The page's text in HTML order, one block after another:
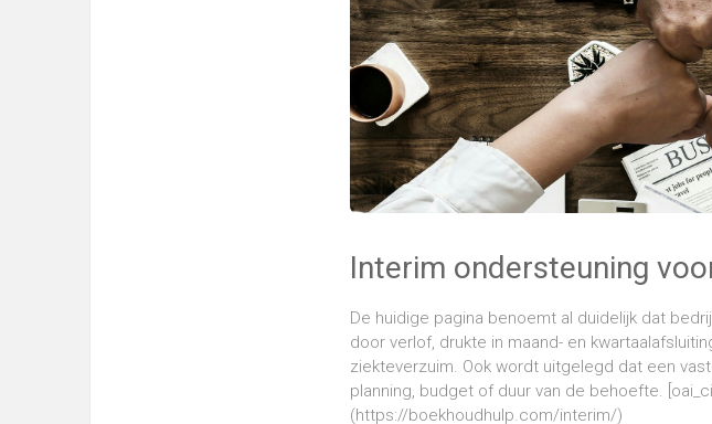
Interim ondersteuning
De huidige pagina benoemt al duidelijk dat
door verlof, drukte in maand- en
ziekteverzuim. Ook wordt uitgelegd dat een
planning, budget of duur van de behoefte.
(https://boekhoudhulp.com/interim/)